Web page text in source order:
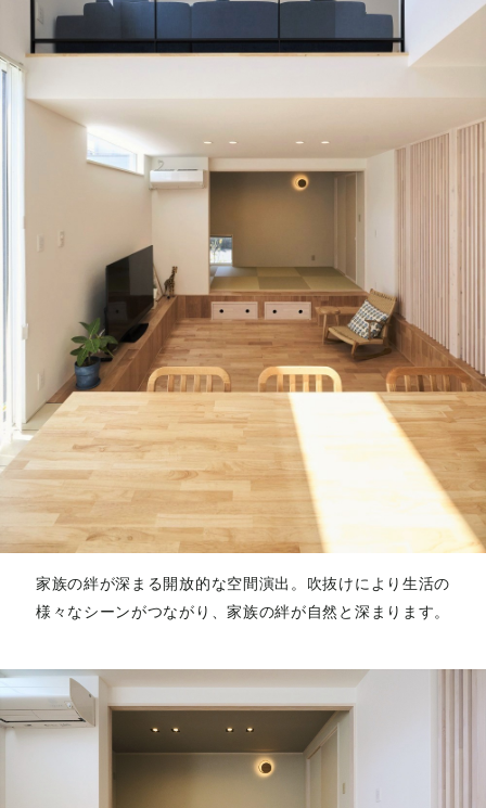
家族の絆が深まる開放的な空間演出。吹抜けにより生活の
様々なシーンがつながり、家族の絆が自然と深まります。